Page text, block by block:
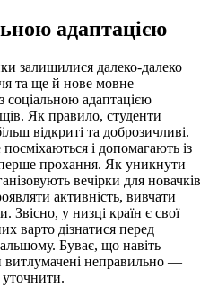
адаптацією
залишилися далеко-далеко
та ще й нове мовне
соціальною адаптацією
Як правило, студенти
відкриті та доброзичливі.
і допомагають із
прохання. Як уникнути
вечірки для новачків
активність, вивчати
Звісно, ​​у низці країн є свої
варто дізнатися перед
Буває, що навіть
витлумачені неправильно —
уточнити.